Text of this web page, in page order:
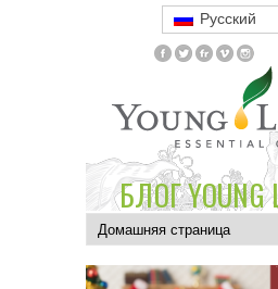
Русский
БЛОГ YOUNG